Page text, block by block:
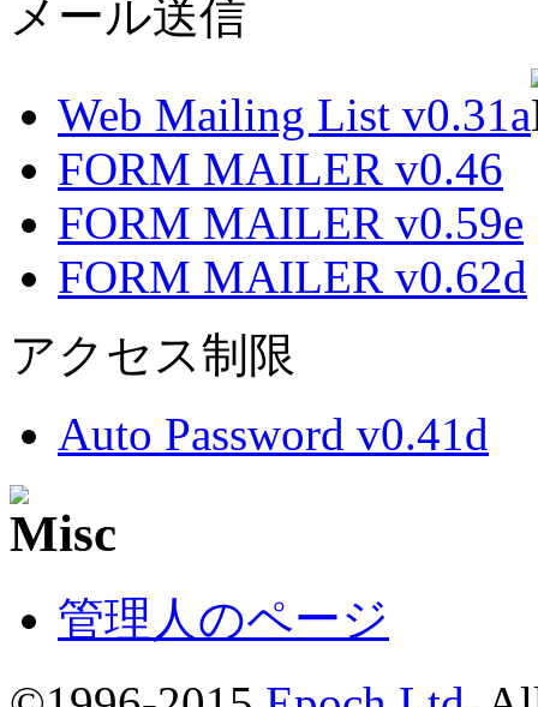
メール送信
Web Mailing List v0.31a
FORM MAILER v0.46
FORM MAILER v0.59e
FORM MAILER v0.62d
アクセス制限
Auto Password v0.41d
管理人のページ